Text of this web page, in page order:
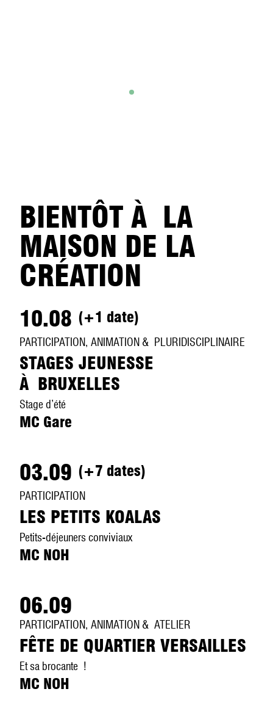
BIENTÔT À LA
MAISON DE LA
CRÉATION
STAGES JEUNESSE
À BRUXELLES
10.08 (+1 date)
PARTICIPATION, ANIMATION & PLURIDISCIPLINAIRE
Stage d’été
MC Gare
LES PETITS KOALAS
03.09 (+7 dates)
PARTICIPATION
Petits-déjeuners conviviaux
MC NOH
FÊTE DE QUARTIER VERSAILLES
06.09
PARTICIPATION, ANIMATION & ATELIER
Et sa brocante !
MC NOH